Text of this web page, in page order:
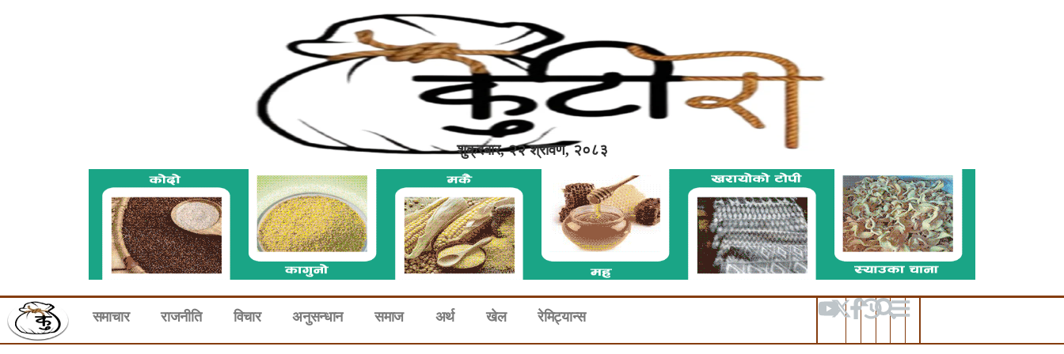
शुक्रबार, २२ श्रावण, २०८३
समाचार राजनीति विचार अनुसन्धान समाज अर्थ खेल रेमिट्यान्स